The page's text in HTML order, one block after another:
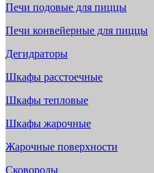
Печи подовые для пиццы
Печи конвейерные для пиццы
Дегидраторы
Шкафы расстоечные
Шкафы тепловые
Шкафы жарочные
Жарочные поверхности
Сковороды